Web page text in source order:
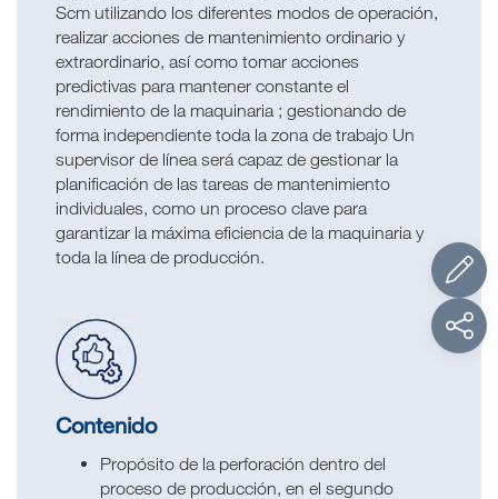
Scm utilizando los diferentes modos de operación,
realizar acciones de mantenimiento ordinario y
extraordinario, así como tomar acciones
predictivas para mantener constante el
rendimiento de la maquinaria ; gestionando de
forma independiente toda la zona de trabajo Un
supervisor de línea será capaz de gestionar la
planificación de las tareas de mantenimiento
individuales, como un proceso clave para
garantizar la máxima eficiencia de la maquinaria y
toda la línea de producción.
Contenido
Propósito de la perforación dentro del
proceso de producción, en el segundo